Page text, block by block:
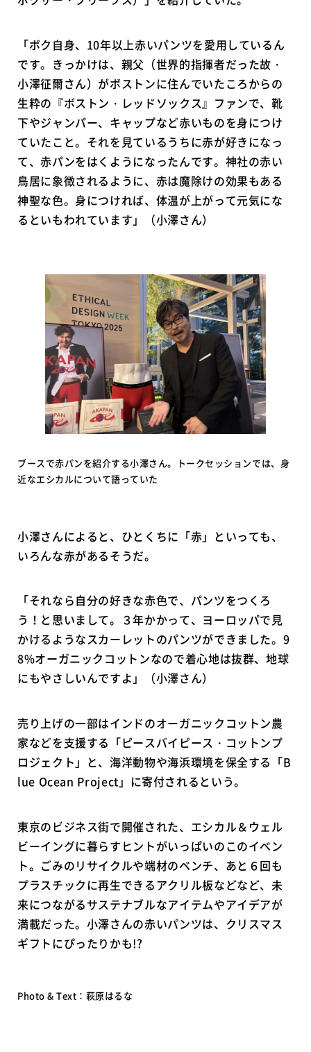
「ボク自身、10年以上赤いパンツを愛用しているん
です。きっかけは、親父（世界的指揮者だった故・
小澤征爾さん）がボストンに住んでいたころからの
生粋の『ボストン・レッドソックス』ファンで、靴
下やジャンパー、キャップなど赤いものを身につけ
ていたこと。それを見ているうちに赤が好きになっ
て、赤パンをはくようになったんです。神社の赤い
鳥居に象徴されるように、赤は魔除けの効果もある
神聖な色。身につければ、体温が上がって元気にな
るといもわれています」（小澤さん）
ブースで赤パンを紹介する小澤さん。トークセッションでは、身
近なエシカルについて語っていた
小澤さんによると、ひとくちに「赤」といっても、
いろんな赤があるそうだ。
「それなら自分の好きな赤色で、パンツをつくろ
う！と思いまして。３年かかって、ヨーロッパで見
かけるようなスカーレットのパンツができました。9
8%オーガニックコットンなので着心地は抜群、地球
にもやさしいんですよ」（小澤さん）
売り上げの一部はインドのオーガニックコットン農
家などを支援する「ピースバイピース・コットンプ
ロジェクト」と、海洋動物や海浜環境を保全する「B
lue Ocean Project」に寄付されるという。
東京のビジネス街で開催された、エシカル＆ウェル
ビーイングに暮らすヒントがいっぱいのこのイベン
ト。ごみのリサイクルや端材のベンチ、あと６回も
プラスチックに再生できるアクリル板などなど、未
来につながるサステナブルなアイテムやアイデアが
満載だった。小澤さんの赤いパンツは、クリスマス
ギフトにぴったりかも!?
Photo & Text：萩原はるな